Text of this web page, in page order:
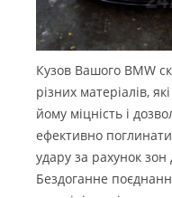
Кузов Вашого BMW
різних матеріалів,
йому міцність і
ефективно
удару за рахунок зон
Бездоганне